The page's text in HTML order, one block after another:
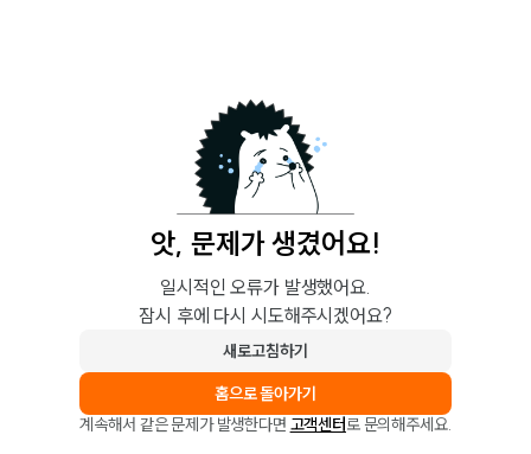
앗, 문제가 생겼어요!
일시적인 오류가 발생했어요.
잠시 후에 다시 시도해주시겠어요?
새로고침하기
홈으로 돌아가기
계속해서 같은 문제가 발생한다면 고객센터로 문의해주세요.